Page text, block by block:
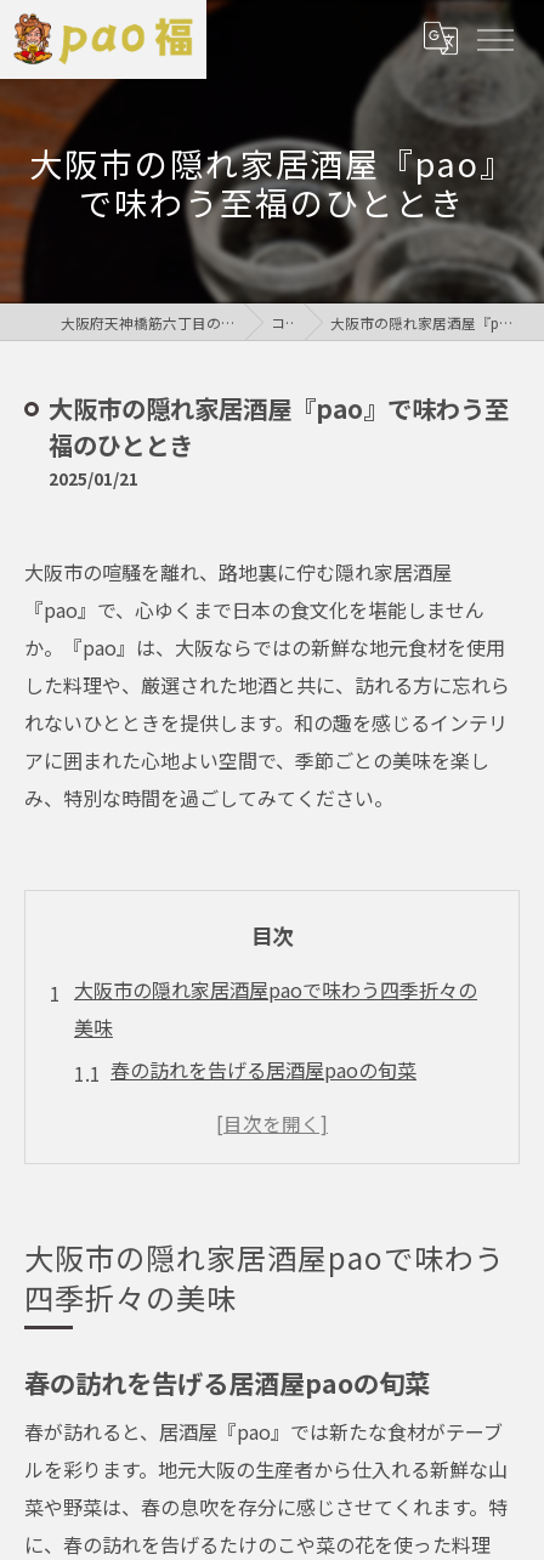
大阪市の隠れ家居酒屋『pao』
で味わう至福のひととき
大阪府天神橋筋六丁目の居酒屋なら鶏居酒屋pao福 コラム 大阪市の隠れ家居酒屋『pao』で味わう至福のひととき
大阪市の隠れ家居酒屋『pao』で味わう至
福のひととき
2025/01/21
大阪市の喧騒を離れ、路地裏に佇む隠れ家居酒屋
『pao』で、心ゆくまで日本の食文化を堪能しません
か。『pao』は、大阪ならではの新鮮な地元食材を使用
した料理や、厳選された地酒と共に、訪れる方に忘れら
れないひとときを提供します。和の趣を感じるインテリ
アに囲まれた心地よい空間で、季節ごとの美味を楽し
み、特別な時間を過ごしてみてください。
目次
大阪市の隠れ家居酒屋paoで味わう四季折々の
美味
春の訪れを告げる居酒屋paoの旬菜
夏の涼を楽しむ居酒屋paoの料理
季節限定メニューで知る居酒屋paoの魅力
居酒屋paoで感じる大阪の四季
隠れ家の静寂を楽しむ居酒屋pao
都会の疲れを癒す居酒屋paoの空間
心落ち着く居酒屋paoの和のインテリア
居酒屋paoで体験する非日常の時間
大阪市の隠れ家居酒屋paoで味わう
四季折々の美味
春の訪れを告げる居酒屋paoの旬菜
春が訪れると、居酒屋『pao』では新たな食材がテーブ
ルを彩ります。地元大阪の生産者から仕入れる新鮮な山
菜や野菜は、春の息吹を存分に感じさせてくれます。特
に、春の訪れを告げるたけのこや菜の花を使った料理